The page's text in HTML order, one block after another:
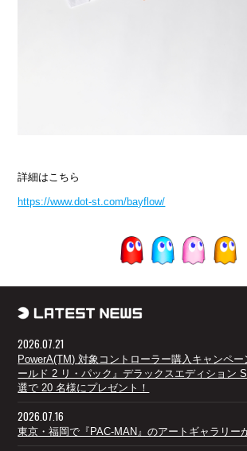
詳細はこちら
https://www.dot-st.com/bayflow/
2026.07.21
PowerA(TM) 対象コントローラー購入キャンペ
ールド 2 リ・パック』デラックスエディション
選で 20 名様にプレゼント！
2026.07.16
東京・福岡で『PAC-MAN』のアートギャラリー